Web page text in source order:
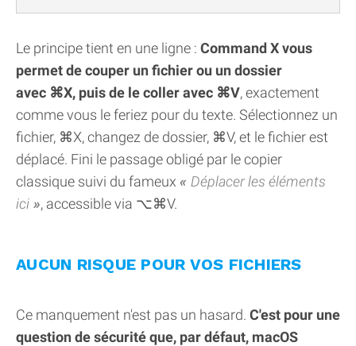
Le principe tient en une ligne : Command X vous
permet de couper un fichier ou un dossier
avec ⌘X, puis de le coller avec ⌘V, exactement
comme vous le feriez pour du texte. Sélectionnez un
fichier, ⌘X, changez de dossier, ⌘V, et le fichier est
déplacé. Fini le passage obligé par le copier
classique suivi du fameux
Déplacer les éléments
ici
, accessible via ⌥⌘V.
AUCUN RISQUE POUR VOS FICHIERS
Ce manquement n'est pas un hasard. C'est pour une
question de sécurité que, par défaut, macOS